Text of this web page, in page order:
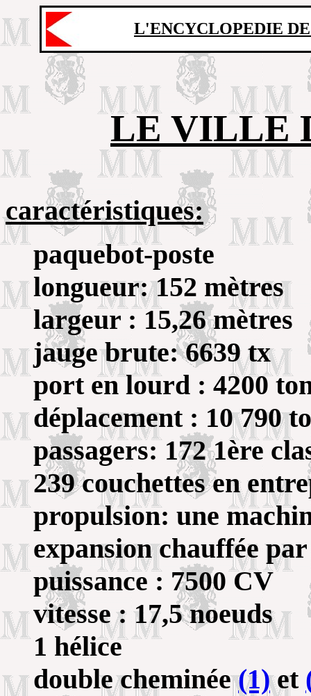
L'ENCYCLOPEDIE
LE VILLE
caractéristiques:
paquebot-poste
longueur: 152 mètres
largeur : 15,26 mètres
jauge brute: 6639 tx
port en lourd : 4200
déplacement : 10 790
passagers: 172 1ère
239 couchettes en
propulsion: une
expansion chauffée
puissance : 7500 CV
vitesse : 17,5 noeuds
1 hélice
double cheminée(1)et